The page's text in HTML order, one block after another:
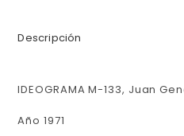
Descripción
IDEOGRAMA M-133, Juan
Año 1971